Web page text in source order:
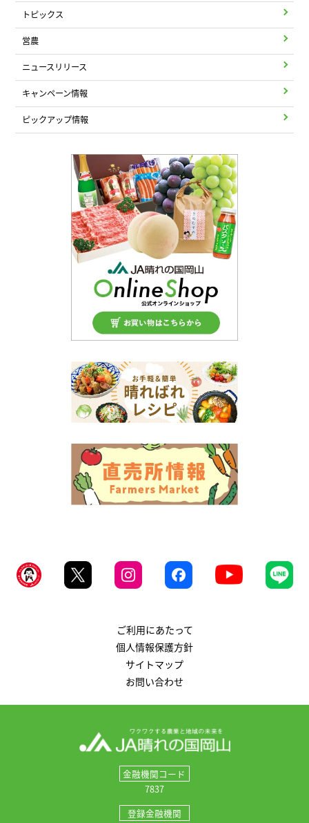
トピックス
営農
ニュースリリース
キャンペーン情報
ピックアップ情報
ご利用にあたって
個人情報保護方針
サイトマップ
お問い合わせ
金融機関コード
7837
登録金融機関